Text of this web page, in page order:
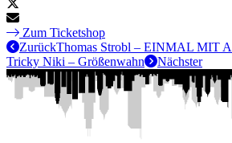
Zum Ticketshop
ZurückThomas Strobl – EINMAL MIT
Tricky Niki – Größenwahn
Nächster